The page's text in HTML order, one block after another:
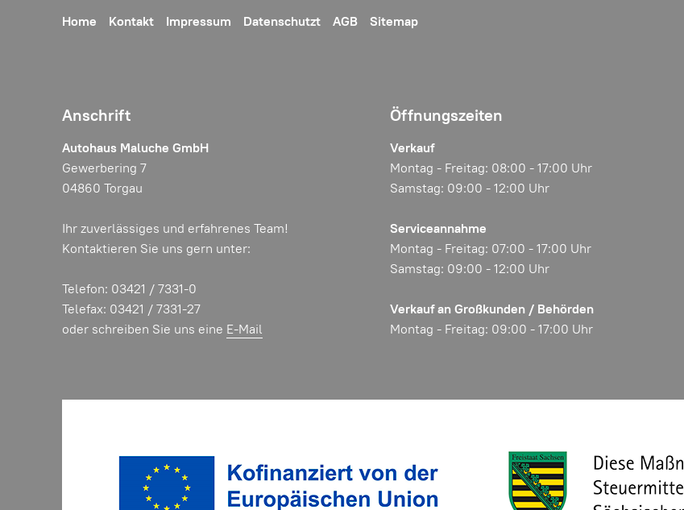
Home Kontakt Impressum Datenschutzt AGB Sitemap
Anschrift
Autohaus Maluche GmbH
Gewerbering 7
04860 Torgau
Ihr zuverlässiges und erfahrenes Team!
Kontaktieren Sie uns gern unter:
Telefon: 03421 / 7331-0
Telefax: 03421 / 7331-27
oder schreiben Sie uns eine E-Mail
Öffnungszeiten
Verkauf
Montag - Freitag: 08:00 - 17:00 Uhr
Samstag: 09:00 - 12:00 Uhr
Serviceannahme
Montag - Freitag: 07:00 - 17:00 Uhr
Samstag: 09:00 - 12:00 Uhr
Verkauf an Großkunden / Behörden
Montag - Freitag: 09:00 - 17:00 Uhr